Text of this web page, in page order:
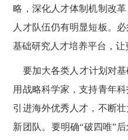
略，深化人才体制机制改
人才队伍仍有明显短板。
基础研究人才培养平台，让
要加大各类人才计划对基
用战略科学家，支持青年
引进海外优秀人才，不断
新团队。要明确“破四唯”